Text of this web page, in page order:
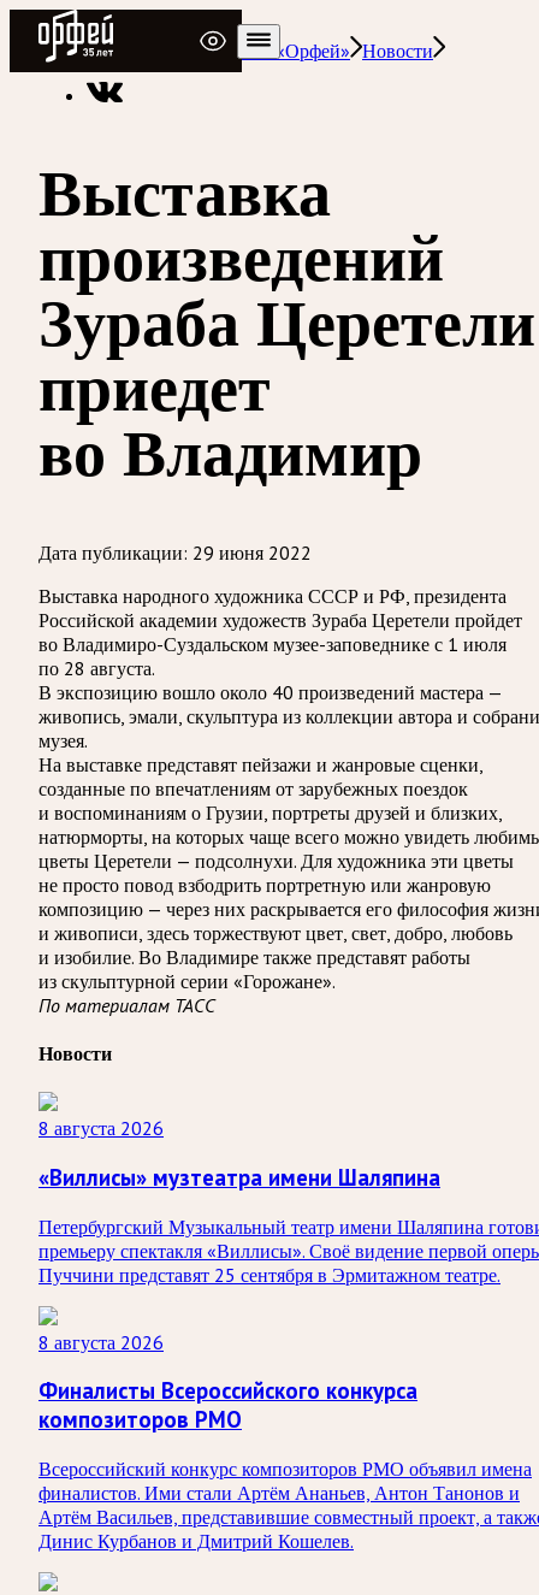
Радио Орфей
Радио классической музыки «Орфей» Новости
Выставка
произведений
Зураба Церетели
приедет
во Владимир
Дата публикации: 29 июня 2022
Выставка народного художника СССР и РФ, президента
Российской академии художеств Зураба Церетели пройдет
во Владимиро-Суздальском музее-заповеднике с 1 июля
по 28 августа.
В экспозицию вошло около 40 произведений мастера —
живопись, эмали, скульптура из коллекции автора и
музея.
На выставке представят пейзажи и жанровые сценки,
созданные по впечатлениям от зарубежных поездок
и воспоминаниям о Грузии, портреты друзей и близких,
натюрморты, на которых чаще всего можно увидеть
цветы Церетели — подсолнухи. Для художника эти цветы
не просто повод взбодрить портретную или жанровую
композицию — через них раскрывается его философия
и живописи, здесь торжествуют цвет, свет, добро, любовь
и изобилие. Во Владимире также представят работы
из скульптурной серии «Горожане».
По материалам ТАСС
Новости
8 августа 2026
«Виллисы» музтеатра имени Шаляпина
Петербургский Музыкальный театр имени Шаляпина
премьеру спектакля «Виллисы». Своё видение первой
Пуччини представят 25 сентября в Эрмитажном театре.
8 августа 2026
Финалисты Всероссийского конкурса
композиторов РМО
Всероссийский конкурс композиторов РМО объявил имена
финалистов. Ими стали Артём Ананьев, Антон Танонов и
Артём Васильев, представившие совместный проект, а
Динис Курбанов и Дмитрий Кошелев.